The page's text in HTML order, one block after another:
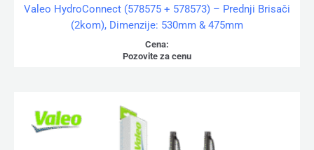
Valeo HydroConnect (578575 + 578573) – Prednji Brisači
(2kom), Dimenzije: 530mm & 475mm
Cena:
Pozovite za cenu